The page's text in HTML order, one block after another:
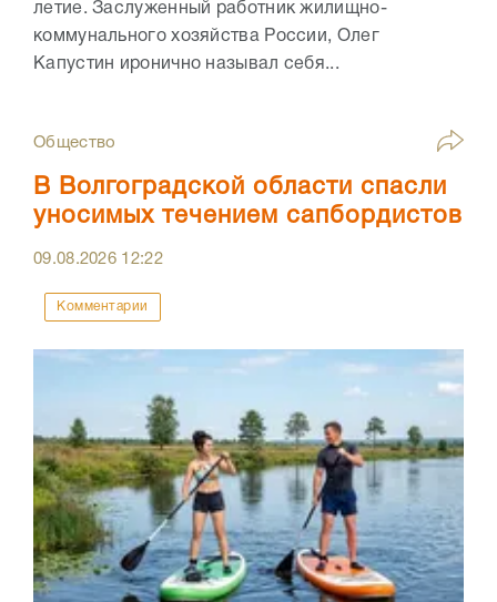
летие. Заслуженный работник жилищно-
коммунального хозяйства России, Олег
Капустин иронично называл себя...
Общество
В Волгоградской области спасли
уносимых течением сапбордистов
09.08.2026 12:22
Комментарии